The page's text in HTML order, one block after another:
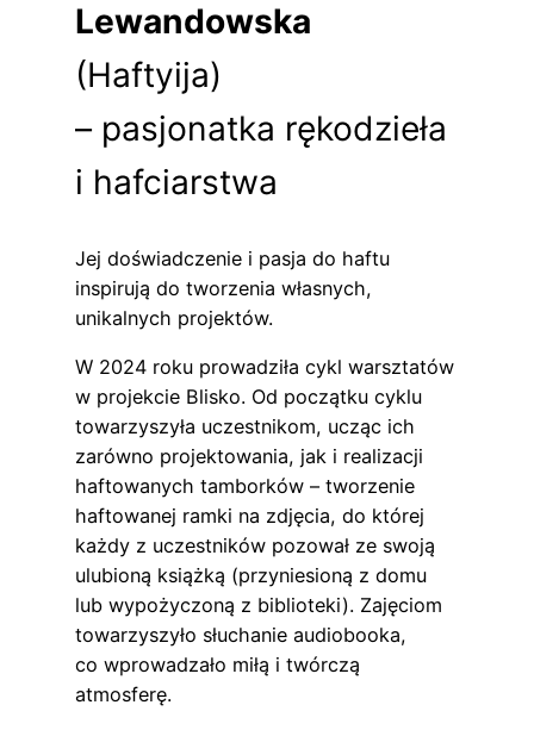
Lewandowska
(Haftyija)
– pasjonatka rękodzieła
i hafciarstwa
Jej doświadczenie i pasja do haftu
inspirują do tworzenia własnych,
unikalnych projektów.
W 2024 roku prowadziła cykl warsztatów
w projekcie Blisko. Od początku cyklu
towarzyszyła uczestnikom, ucząc ich
zarówno projektowania, jak i realizacji
haftowanych tamborków – tworzenie
haftowanej ramki na zdjęcia, do której
każdy z uczestników pozował ze swoją
ulubioną książką (przyniesioną z domu
lub wypożyczoną z biblioteki). Zajęciom
towarzyszyło słuchanie audiobooka,
co wprowadzało miłą i twórczą
atmosferę.